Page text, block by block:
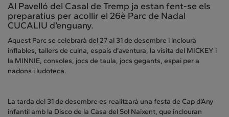
Al Pavelló del Casal de Tremp ja estan fent-se els
preparatius per acollir el 26è Parc de Nadal
CUCALIU d’enguany.
Aquest Parc se celebrarà del 27 al 31 de desembre i inclourà
inflables, tallers de cuina, espais d’aventura, la visita del MICKEY i
la MINNIE, consoles, jocs de taula, jocs gegants, espai per a
nadons i ludoteca.
La tarda del 31 de desembre es realitzarà una festa de Cap d’Any
infantil amb la Disco de la Casa del Sol Naixent, que inclouran